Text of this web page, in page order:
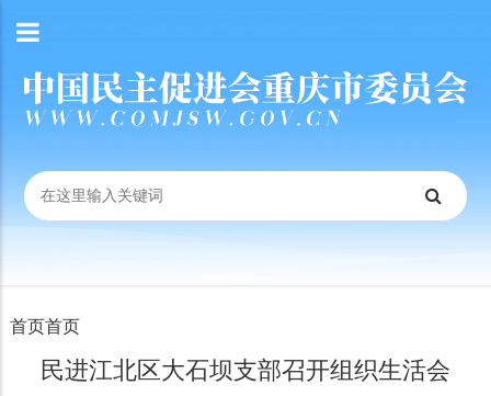
首页首页
民进江北区大石坝支部召开组织生活会